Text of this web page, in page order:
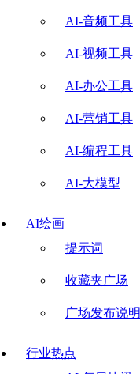
AI-音频工具
AI-视频工具
AI-办公工具
AI-营销工具
AI-编程工具
AI-大模型
AI绘画
提示词
收藏夹广场
广场发布说明
行业热点